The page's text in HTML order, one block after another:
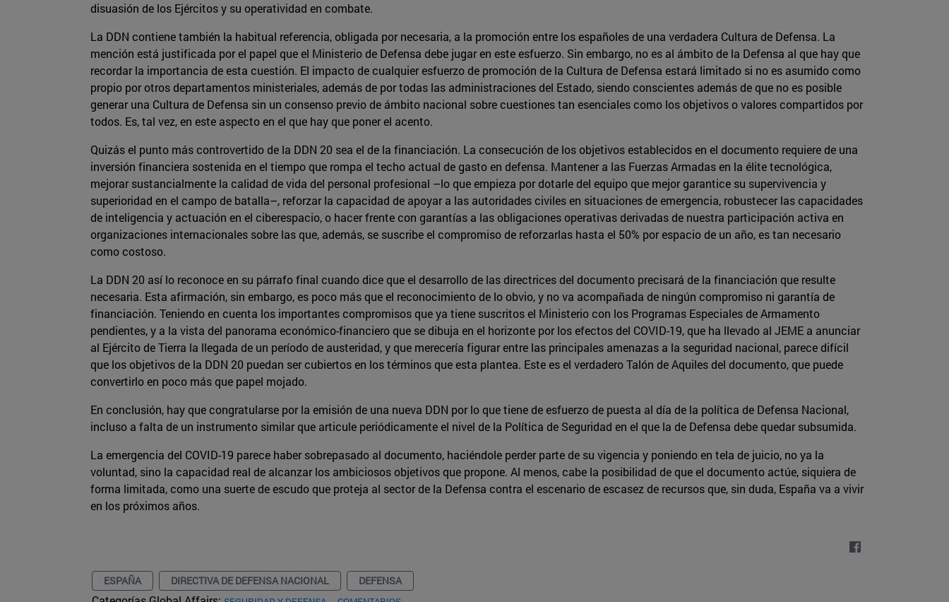
disuasión de los Ejércitos y su operatividad en combate.
La DDN contiene también la habitual referencia, obligada por necesaria, a la promoción entre los españoles de una verdadera Cultura de Defensa. La
mención está justificada por el papel que el Ministerio de Defensa debe jugar en este esfuerzo. Sin embargo, no es al ámbito de la Defensa al que hay que
recordar la importancia de esta cuestión. El impacto de cualquier esfuerzo de promoción de la Cultura de Defensa estará limitado si no es asumido como
propio por otros departamentos ministeriales, además de por todas las administraciones del Estado, siendo conscientes además de que no es posible
generar una Cultura de Defensa sin un consenso previo de ámbito nacional sobre cuestiones tan esenciales como los objetivos o valores compartidos por
todos. Es, tal vez, en este aspecto en el que hay que poner el acento.
Quizás el punto más controvertido de la DDN 20 sea el de la financiación. La consecución de los objetivos establecidos en el documento requiere de una
inversión financiera sostenida en el tiempo que rompa el techo actual de gasto en defensa. Mantener a las Fuerzas Armadas en la élite tecnológica,
mejorar sustancialmente la calidad de vida del personal profesional –lo que empieza por dotarle del equipo que mejor garantice su supervivencia y
superioridad en el campo de batalla–, reforzar la capacidad de apoyar a las autoridades civiles en situaciones de emergencia, robustecer las capacidades
de inteligencia y actuación en el ciberespacio, o hacer frente con garantías a las obligaciones operativas derivadas de nuestra participación activa en
organizaciones internacionales sobre las que, además, se suscribe el compromiso de reforzarlas hasta el 50% por espacio de un año, es tan necesario
como costoso.
La DDN 20 así lo reconoce en su párrafo final cuando dice que el desarrollo de las directrices del documento precisará de la financiación que resulte
necesaria. Esta afirmación, sin embargo, es poco más que el reconocimiento de lo obvio, y no va acompañada de ningún compromiso ni garantía de
financiación. Teniendo en cuenta los importantes compromisos que ya tiene suscritos el Ministerio con los Programas Especiales de Armamento
pendientes, y a la vista del panorama económico-financiero que se dibuja en el horizonte por los efectos del COVID-19, que ha llevado al JEME a anunciar
al Ejército de Tierra la llegada de un período de austeridad, y que merecería figurar entre las principales amenazas a la seguridad nacional, parece difícil
que los objetivos de la DDN 20 puedan ser cubiertos en los términos que esta plantea. Este es el verdadero Talón de Aquiles del documento, que puede
convertirlo en poco más que papel mojado.
En conclusión, hay que congratularse por la emisión de una nueva DDN por lo que tiene de esfuerzo de puesta al día de la política de Defensa Nacional,
incluso a falta de un instrumento similar que articule periódicamente el nivel de la Política de Seguridad en el que la de Defensa debe quedar subsumida.
La emergencia del COVID-19 parece haber sobrepasado al documento, haciéndole perder parte de su vigencia y poniendo en tela de juicio, no ya la
voluntad, sino la capacidad real de alcanzar los ambiciosos objetivos que propone. Al menos, cabe la posibilidad de que el documento actúe, siquiera de
forma limitada, como una suerte de escudo que proteja al sector de la Defensa contra el escenario de escasez de recursos que, sin duda, España va a vivir
en los próximos años.
ESPAÑA DIRECTIVA DE DEFENSA NACIONAL DEFENSA